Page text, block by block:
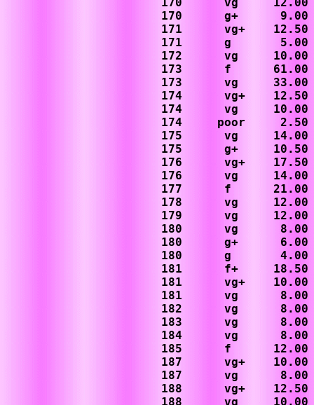
170      g+      9.00
171      vg+    12.50
171      g       5.00
172      vg     10.00
173      f      61.00
173      vg     33.00
174      vg+    12.50
174      vg     10.00
174     poor     2.50
175      vg     14.00
175      g+     10.50
176      vg+    17.50
176      vg     14.00
177      f      21.00
178      vg     12.00
179      vg     12.00
180      vg      8.00
180      g+      6.00
180      g       4.00
181      f+     18.50
181      vg+    10.00
181      vg      8.00
182      vg      8.00
183      vg      8.00
184      vg      8.00
185      f      12.00
187      vg+    10.00
187      vg      8.00
188      vg+    12.50
188      vg     10.00